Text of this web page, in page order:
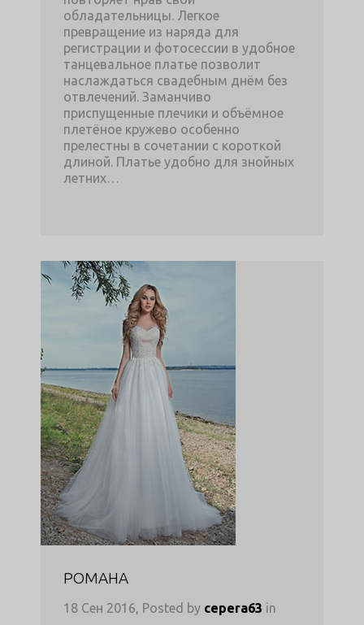
обладательницы. Легкое
превращение из наряда для
регистрации и фотосессии в удобное
танцевальное платье позволит
наслаждаться свадебным днём без
отвлечений. Заманчиво
приспущенные плечики и объёмное
плетёное кружево особенно
прелестны в сочетании с короткой
длиной. Платье удобно для знойных
летних…
РОМАНА
18 Сен 2016, Posted by cepera63 in